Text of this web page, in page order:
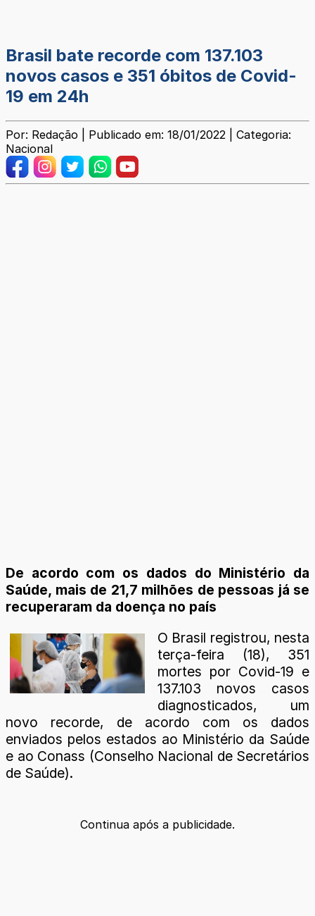
Brasil bate recorde com 137.103
novos casos e 351 óbitos de Covid-
19 em 24h
Por: Redação | Publicado em: 18/01/2022 | Categoria:
Nacional
De acordo com os dados do Ministério da
Saúde, mais de 21,7 milhões de pessoas já se
recuperaram da doença no país
O Brasil registrou, nesta
terça-feira (18), 351
mortes por Covid-19 e
137.103 novos casos
diagnosticados, um
novo recorde, de acordo com os dados
enviados pelos estados ao Ministério da Saúde
e ao Conass (Conselho Nacional de Secretários
de Saúde).
Continua após a publicidade.